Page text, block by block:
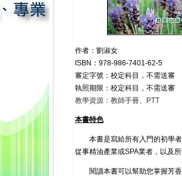
作者：劉淑女
ISBN：978-986-7401-62-5
審定字號：校定科目，不需送審
執照期限：校定科目，不需送審
教學資源：教師手冊、PTT
本書特色
本書是寫給所有入門的初學者
從事精油產業或SPA業者，以及
閱讀本書可以幫助您掌握芳香